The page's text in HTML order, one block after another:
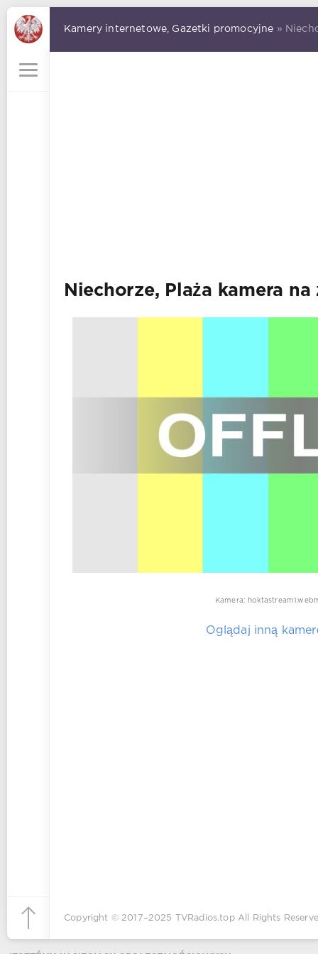
Kamery internetowe, Gazetki promocyjne »
Niechorze, Plaża kamera na
Kamera:
Oglądaj inną
Copyright © 2017–2025 TVRadios.topAll Rights